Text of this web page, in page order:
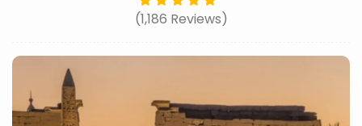
(1,186 Reviews)